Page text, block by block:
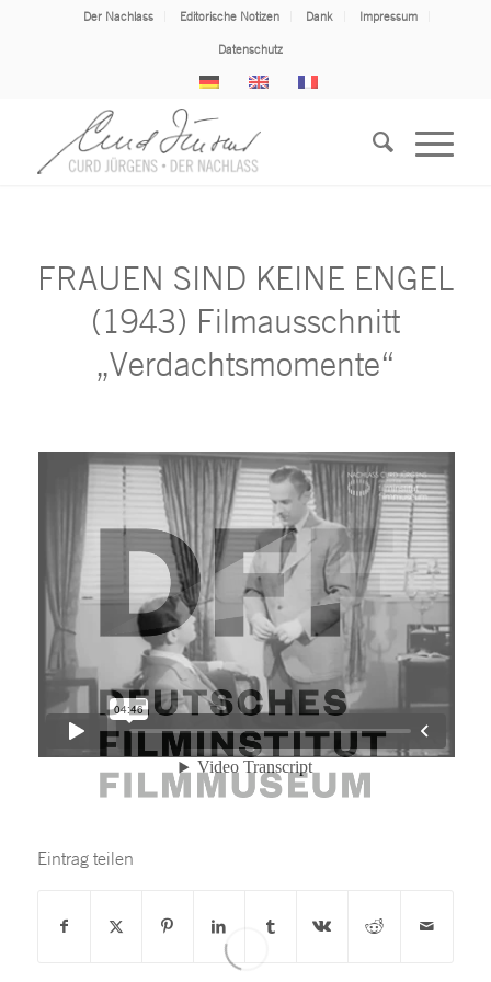
Der Nachlass Editorische Notizen Dank Impressum
Datenschutz
FRAUEN SIND KEINE ENGEL
(1943) Filmausschnitt
„Verdachtsmomente“
Eintrag teilen